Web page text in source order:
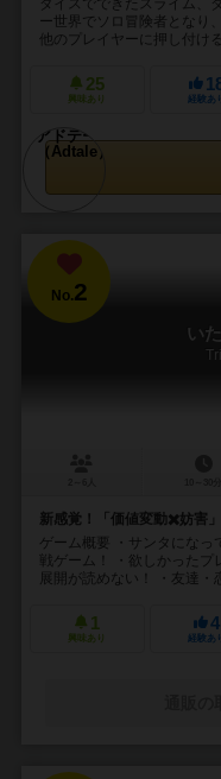
ダイスでできたスライム、
ー世界でソロ冒険者となり
他のプレイヤーに押し付け
25
興味あり 経験あり
No.2
い
新感覚！「価値変動✖️妨害
ゲーム概要 ・サンタになっ
戦ゲーム！ ・欲しかった
展開が読めない！ ・友達・
1
興味あり
4
経験あり